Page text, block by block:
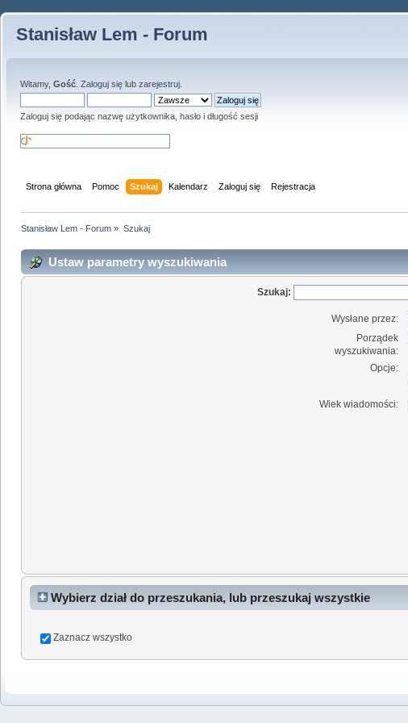
Stanisław Lem - Forum
Witamy, Gość Zaloguj się lub zarejestruj
Zaloguj się podając nazwę użytkownika, hasło i długość sesji
Strona główna Pomoc Szukaj Kalendarz Zaloguj się Rejestracja
Stanisław Lem - Forum » Szukaj
Ustaw parametry wyszukiwania
Szukaj:
Wysłane przez:
Porządek
wyszukiwania:
Opcje:
Wiek wiadomości:
Wybierz dział do przeszukania, lub przeszukaj wszystkie
Zaznacz wszystko